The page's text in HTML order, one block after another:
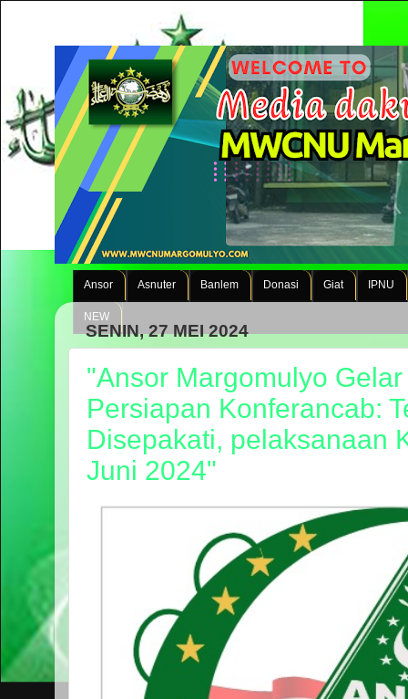
Ansor Asnuter Banlem Donasi Giat IPNU
NEW
SENIN, 27 MEI 2024
"Ansor Margomulyo
Persiapan Konferancab:
Disepakati, pelaksanaan
Juni 2024"